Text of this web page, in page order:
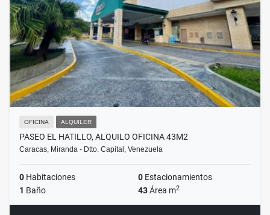
OFICINA ALQUILER
PASEO EL HATILLO, ALQUILO OFICINA 43M2
Caracas, Miranda - Dtto. Capital, Venezuela
0 Habitaciones 0 Estacionamientos
1 Baño 43Área m2